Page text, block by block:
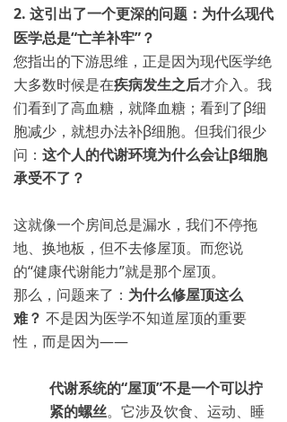
2. 这引出了一个更深的问题：为什么现代
医学总是“亡羊补牢”？
您指出的下游思维，正是因为现代医学绝
大多数时候是在疾病发生之后才介入。我
们看到了高血糖，就降血糖；看到了β细
胞减少，就想办法补β细胞。但我们很少
问： 这个人的代谢环境为什么会让β细胞
承受不了？
这就像一个房间总是漏水，我们不停拖
地、换地板，但不去修屋顶。而您说
的“健康代谢能力”就是那个屋顶。
那么，问题来了： 为什么修屋顶这么
难？ 不是因为医学不知道屋顶的重要
性，而是因为——
代谢系统的“屋顶”不是一个可以拧
紧的螺丝。它涉及饮食、运动、睡